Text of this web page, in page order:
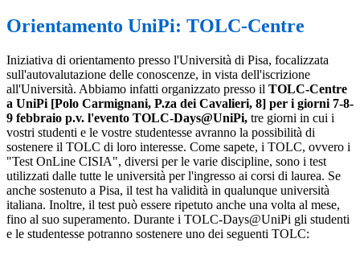
Orientamento UniPi: TOLC-Centre
Iniziativa di orientamento presso l'Università di Pisa, focalizzata
sull'autovalutazione delle conoscenze, in vista dell'iscrizione
all'Università. Abbiamo infatti organizzato presso il TOLC-Centre
a UniPi [Polo Carmignani, P.za dei Cavalieri, 8] per i giorni 7-8-
9 febbraio p.v. l'evento TOLC-Days@UniPi, tre giorni in cui i
vostri studenti e le vostre studentesse avranno la possibilità di
sostenere il TOLC di loro interesse. Come sapete, i TOLC, ovvero i
"Test OnLine CISIA", diversi per le varie discipline, sono i test
utilizzati dalle tutte le università per l'ingresso ai corsi di laurea. Se
anche sostenuto a Pisa, il test ha validità in qualunque università
italiana. Inoltre, il test può essere ripetuto anche una volta al mese,
fino al suo superamento. Durante i TOLC-Days@UniPi gli studenti
e le studentesse potranno sostenere uno dei seguenti TOLC: